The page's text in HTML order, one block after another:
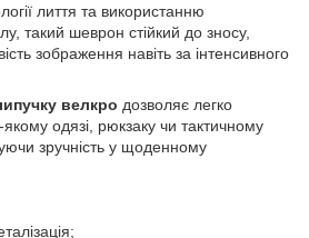
лиття та використанню
такий шеврон стійкий до зносу,
зображення навіть за інтенсивного
велкро дозволяє легко
одязі, рюкзаку чи тактичному
зручність у щоденному